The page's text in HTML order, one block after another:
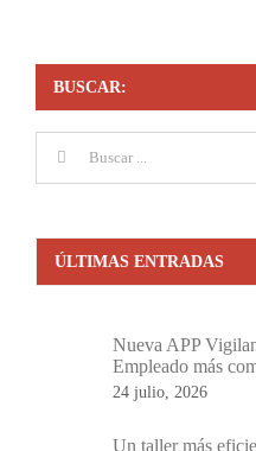
BUSCAR:
ÚLTIMAS ENTRADAS
Nueva APP
Empleado más
24 julio, 2026
Un taller más